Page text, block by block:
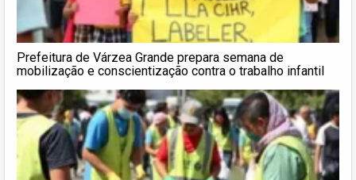
Prefeitura de Várzea Grande prepara semana de
mobilização e conscientização contra o trabalho infantil